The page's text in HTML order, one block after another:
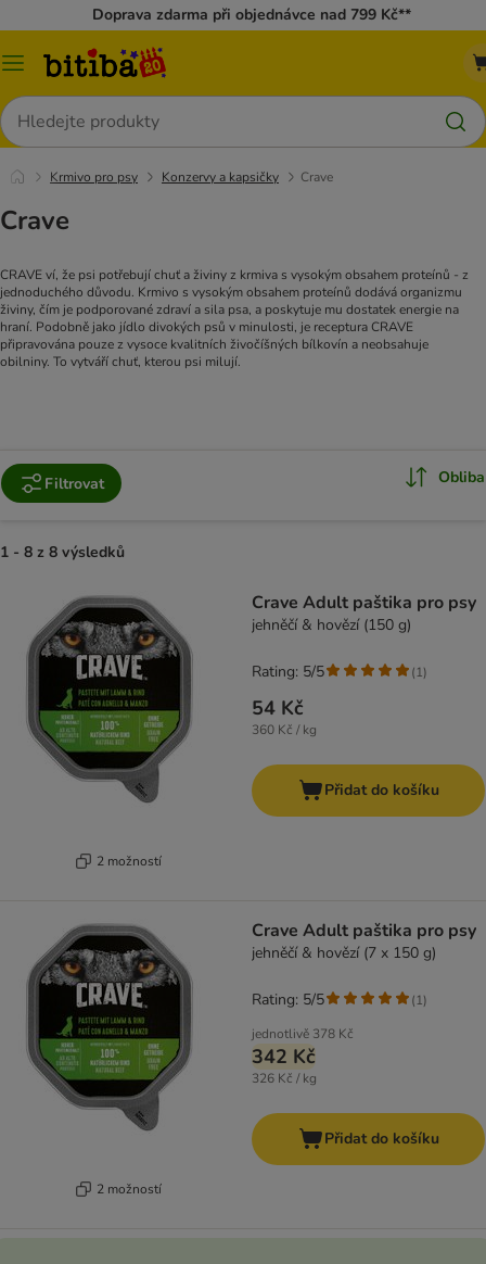
Doprava zdarma při objednávce nad 799 Kč**
Kategorie
Hledat
Krmivo pro psy Konzervy a kapsičky Crave
Crave
CRAVE ví, že psi potřebují chuť a živiny z krmiva s vysokým obsahem proteínů - z
jednoduchého důvodu. Krmivo s vysokým obsahem proteínů dodává organizmu
živiny, čím je podporované zdraví a sila psa, a poskytuje mu dostatek energie na
hraní. Podobně jako jídlo divokých psů v minulosti, je receptura CRAVE
připravována pouze z vysoce kvalitních živočíšných bílkovín a neobsahuje
obilniny. To vytváří chuť, kterou psi milují.
Filtrovat Obliba
1 - 8 z 8 výsledků
2 možností
Crave Adult paštika pro psy
jehněčí & hovězí (150 g)
54 Kč
360 Kč / kg
Rating: 5/5 (1)
Přidat do košíku
2 možností
Crave Adult paštika pro psy
jehněčí & hovězí (7 x 150 g)
jednotlivě 378 Kč
342 Kč
326 Kč / kg
Rating: 5/5 (1)
Přidat do košíku